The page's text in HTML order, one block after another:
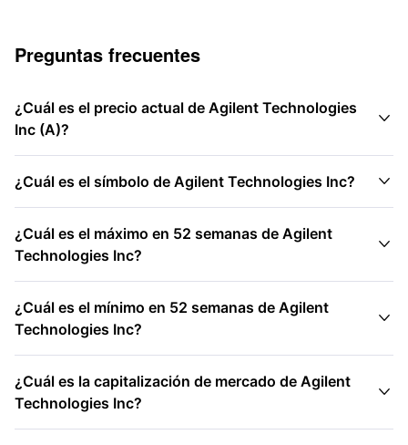
Preguntas frecuentes
¿Cuál es el precio actual de Agilent Technologies
Inc (A)?

¿Cuál es el símbolo de Agilent Technologies Inc? 
¿Cuál es el máximo en 52 semanas de Agilent
Technologies Inc?

¿Cuál es el mínimo en 52 semanas de Agilent
Technologies Inc?

¿Cuál es la capitalización de mercado de Agilent
Technologies Inc?
